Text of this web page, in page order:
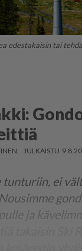
edestakaisin tai
tunturiin, ei
ja